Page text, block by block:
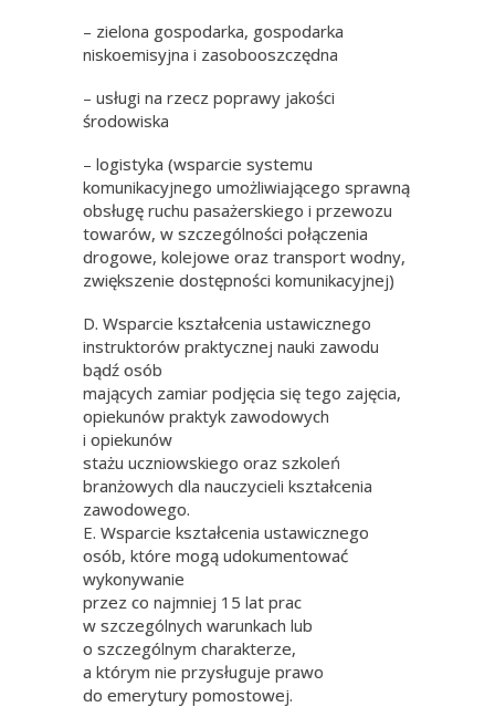
– zielona gospodarka, gospodarka
niskoemisyjna i zasobooszczędna
– usługi na rzecz poprawy jakości
środowiska
– logistyka (wsparcie systemu
komunikacyjnego umożliwiającego sprawną
obsługę ruchu pasażerskiego i przewozu
towarów, w szczególności połączenia
drogowe, kolejowe oraz transport wodny,
zwiększenie dostępności komunikacyjnej)
D. Wsparcie kształcenia ustawicznego
instruktorów praktycznej nauki zawodu
bądź osób
mających zamiar podjęcia się tego zajęcia,
opiekunów praktyk zawodowych
i opiekunów
stażu uczniowskiego oraz szkoleń
branżowych dla nauczycieli kształcenia
zawodowego.
E. Wsparcie kształcenia ustawicznego
osób, które mogą udokumentować
wykonywanie
przez co najmniej 15 lat prac
w szczególnych warunkach lub
o szczególnym charakterze,
a którym nie przysługuje prawo
do emerytury pomostowej.